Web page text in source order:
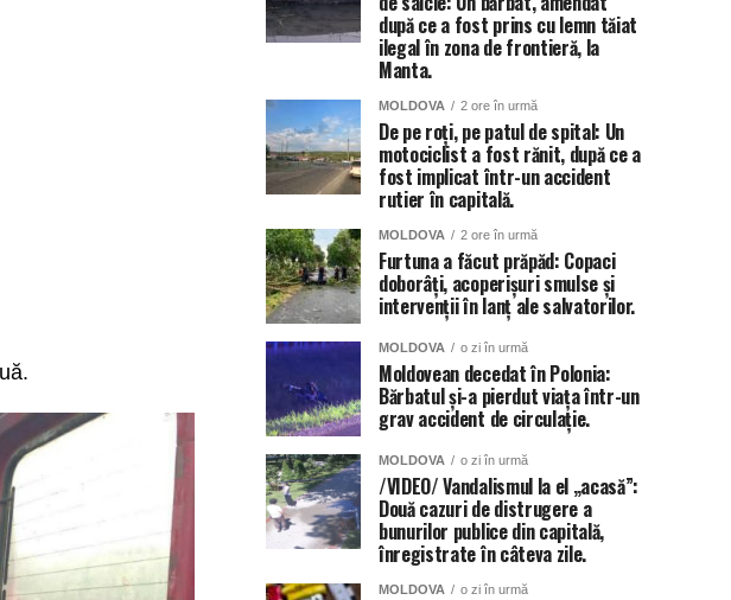
după ce a fost prins cu lemn tăiat
ilegal în zona de frontieră, la
Manta.
MOLDOVA 2 ore în urmă
De pe roți, pe patul de spital: Un
motociclist a fost rănit, după ce a
fost implicat într-un accident
rutier în capitală.
MOLDOVA 2 ore în urmă
Furtuna a făcut prăpăd: Copaci
doborâți, acoperișuri smulse și
intervenții în lanț ale salvatorilor.
MOLDOVA o zi în urmă
Moldovean decedat în Polonia:
Bărbatul și-a pierdut viața într-un
grav accident de circulație.
MOLDOVA o zi în urmă
/VIDEO/ Vandalismul la el „acasă”:
Două cazuri de distrugere a
bunurilor publice din capitală,
înregistrate în câteva zile.
MOLDOVA o zi în urmă